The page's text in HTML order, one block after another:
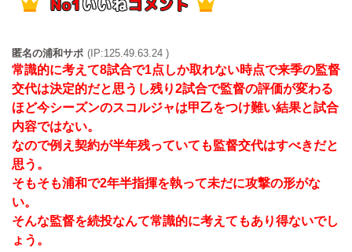
匿名の浦和サポ (IP:125.49.63.24 )
常識的に考えて8試合で1点しか取れない時点で来季の監督
交代は決定的だと思うし残り2試合で監督の評価が変わる
ほど今シーズンのスコルジャは甲乙をつけ難い結果と試合
内容ではない。
なので例え契約が半年残っていても監督交代はすべきだと
思う。
そもそも浦和で2年半指揮を執って未だに攻撃の形がな
い。
そんな監督を続投なんて常識的に考えてもあり得ないでし
ょう。